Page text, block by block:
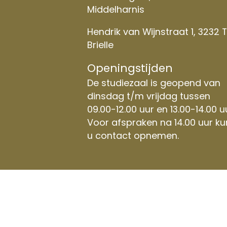
Middelharnis
Hendrik van Wijnstraat 1, 3232
Brielle
Openingstijden
De studiezaal is geopend van
dinsdag t/m vrijdag tussen
09.00-12.00 uur en 13.00-14.00
Voor afspraken na 14.00 uur
u contact opnemen.